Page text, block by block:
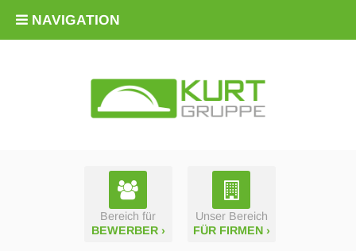
Bereich für
BEWERBER ›
Unser Bereich
FÜR FIRMEN ›
NAVIGATION